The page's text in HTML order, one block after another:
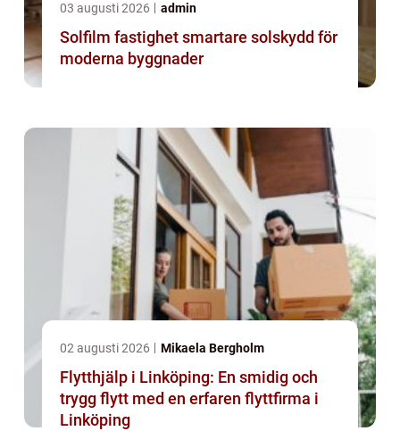
03 augusti 2026 admin
Solfilm fastighet smartare solskydd för
moderna byggnader
02 augusti 2026 Mikaela Bergholm
Flytthjälp i Linköping: En smidig och
trygg flytt med en erfaren flyttfirma i
Linköping